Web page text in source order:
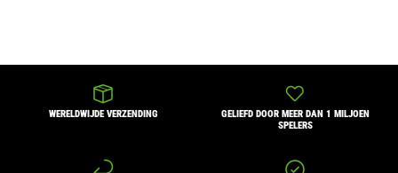
WERELDWIJDE VERZENDING
GELIEFD DOOR MEER DAN 1 MILJOEN
SPELERS